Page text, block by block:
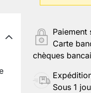
Paiement
Carte
chèques
Sous 1